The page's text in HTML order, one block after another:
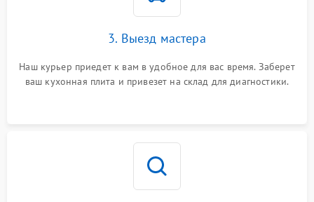
3. Выезд мастера
Наш курьер приедет к вам в удобное для вас время. Заберет
ваш кухонная плита и привезет на склад для диагностики.